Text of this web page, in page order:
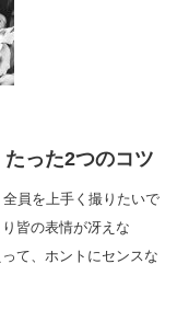
った2つのコツ
員を上手く撮りたいで
皆の表情が冴えな
て、ホントにセンスな